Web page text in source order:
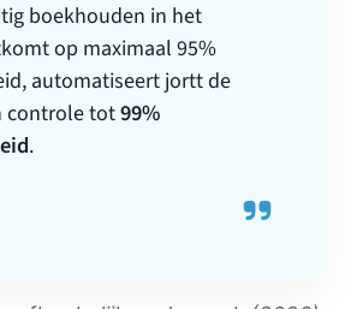
boekhouden in het
op maximaal 95%
automatiseert jortt de
controle tot99%
.